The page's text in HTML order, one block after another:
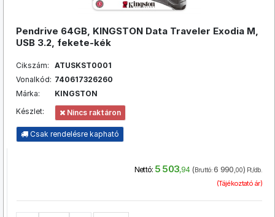
Pendrive 64GB, KINGSTON Data Traveler Exodia M,
USB 3.2, fekete-kék
Cikszám:
ATUSKST0001
Vonalkód: 740617326260
Márka:
KINGSTON
Készlet:
Nincs raktáron
Csak rendelésre kapható
Nettó: 5 503,94 (Bruttó:6 990,00) Ft/db.
(Tájékoztató ár)